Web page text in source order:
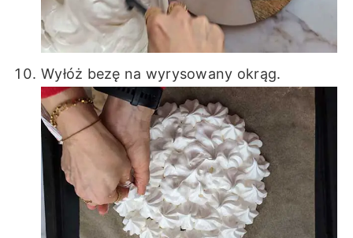
Wyłóż bezę na wyrysowany okrąg.